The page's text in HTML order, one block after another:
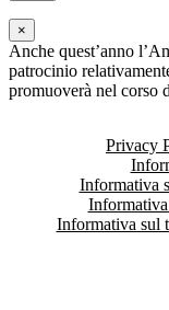
×
Anche quest’anno
patrocinio
promuoverà nel corso
Privacy
Informativa
Informativa sul